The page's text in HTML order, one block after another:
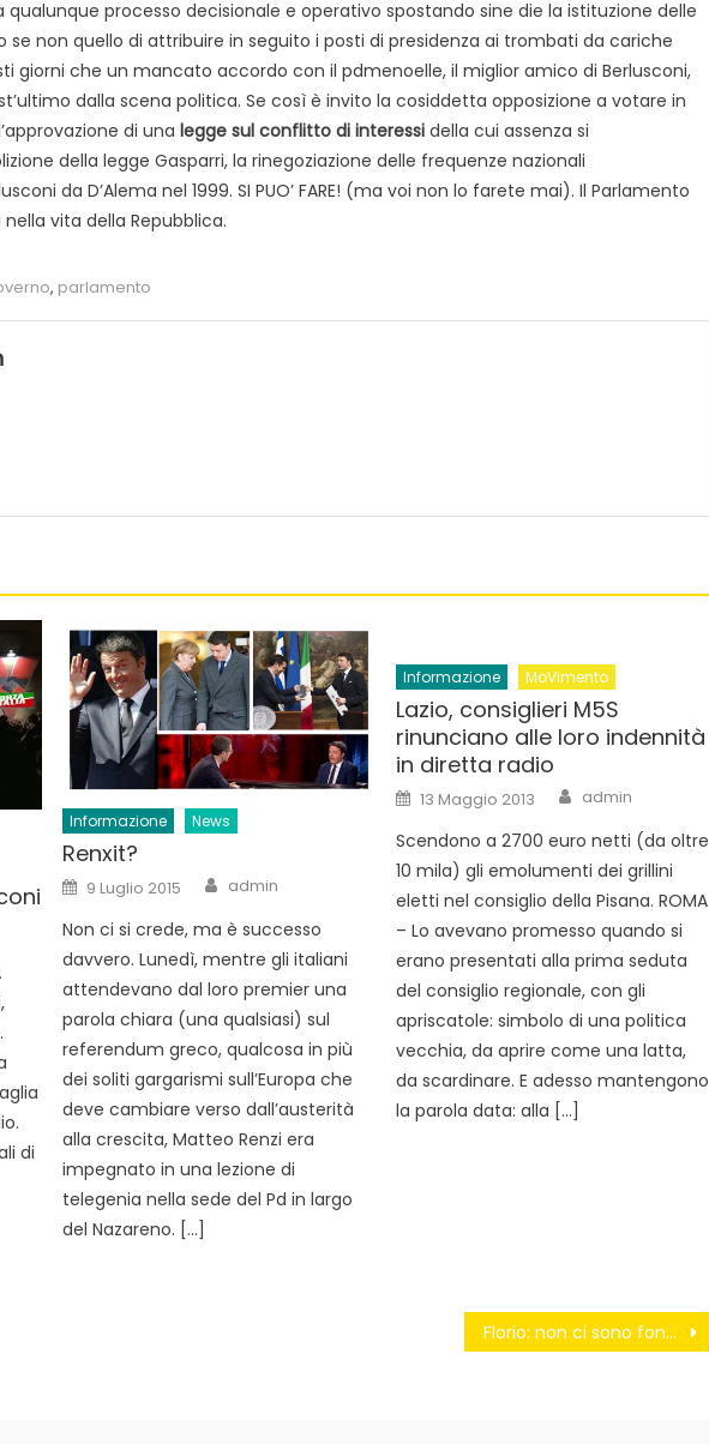
qualunque processo decisionale e operativo spostando sine die la istituzione delle
non quello di attribuire in seguito i posti di presidenza ai trombati da cariche
giorni che un mancato accordo con il pdmenoelle, il miglior amico di Berlusconi,
dalla scena politica. Se così è invito la cosiddetta opposizione a votare in
di una legge sul conflitto di interessi della cui assenza si
della legge Gasparri, la rinegoziazione delle frequenze nazionali
da D’Alema nel 1999. SI PUO’ FARE! (ma voi non lo farete mai). Il Parlamento
vita della Repubblica.
, parlamento
di
Informazione News
Renxit?
Posted
on
9 Luglio 2015 Author
admin
Non ci si crede, ma è successo
davvero. Lunedì, mentre gli italiani
attendevano dal loro premier una
parola chiara (una qualsiasi) sul
referendum greco, qualcosa in più
dei soliti gargarismi sull’Europa che
deve cambiare verso dall’austerità
alla crescita, Matteo Renzi era
impegnato in una lezione di
telegenia nella sede del Pd in largo
del Nazareno. […]
Informazione MoVimento
Lazio, consiglieri M5S
rinunciano alle loro indennità
in diretta radio
Posted
on
13 Maggio 2013 Author
admin
Scendono a 2700 euro netti (da oltre
10 mila) gli emolumenti dei grillini
eletti nel consiglio della Pisana. ROMA
– Lo avevano promesso quando si
erano presentati alla prima seduta
del consiglio regionale, con gli
apriscatole: simbolo di una politica
vecchia, da aprire come una latta,
da scardinare. E adesso mantengono
la parola data: alla […]
Florio: non ci sono fondi per la sanità irpina